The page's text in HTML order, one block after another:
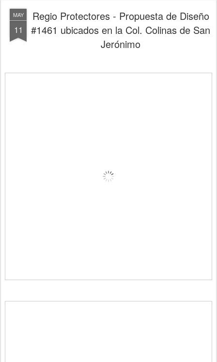
MAY
11
Regio Protectores - Propuesta de Diseño
#1461 ubicados en la Col. Colinas de San
Jerónimo